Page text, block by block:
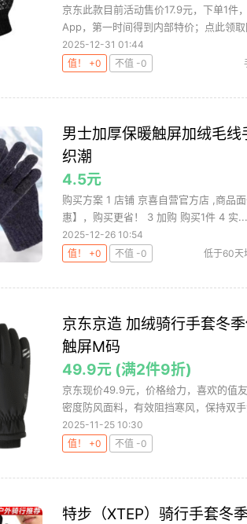
京东此款目前活动售价17.9元，下单1件
App，第一时间得到内部特价；点此领
2025-12-31 01:44
值！ +0
不值 -0
男士加厚保暖触屏加绒毛
织潮
4.5元
购买方案 1 店铺 京喜自营官方店 ,商品
惠】，购买更省！ 3 加购 购买1件 4 实...
2025-12-26 10:54
值！ +0
不值 -0
低于60天
京东京造 加绒骑行手套冬
触屏M码
49.9元 (满2件9折)
京东现价49.9元，价格给力，喜欢的值
密度防风面料，有效阻挡寒风，保持双
2025-11-25 10:30
值！ +0
不值 -0
特步（XTEP）骑行手套冬